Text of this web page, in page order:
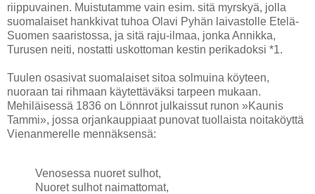
riippuvainen. Muistutamme vain esim. sitä myrskyä, jolla
suomalaiset hankkivat tuhoa Olavi Pyhän laivastolle Etelä-
Suomen saaristossa, ja sitä raju-ilmaa, jonka Annikka,
Turusen neiti, nostatti uskottoman kestin perikadoksi *1.
Tuulen osasivat suomalaiset sitoa solmuina köyteen,
nuoraan tai rihmaan käytettäväksi tarpeen mukaan.
Mehiläisessä 1836 on Lönnrot julkaissut runon »Kaunis
Tammi», jossa orjankauppiaat punovat tuollaista noitaköyttä
Vienanmerelle mennäksensä:
Venosessa nuoret sulhot,
Nuoret sulhot naimattomat,